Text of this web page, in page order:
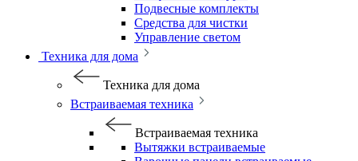
Подвесные комплекты
Средства для чистки
Управление светом
Техника для дома
Техника для дома
Встраиваемая техника
Встраиваемая техника
Вытяжки встраиваемые